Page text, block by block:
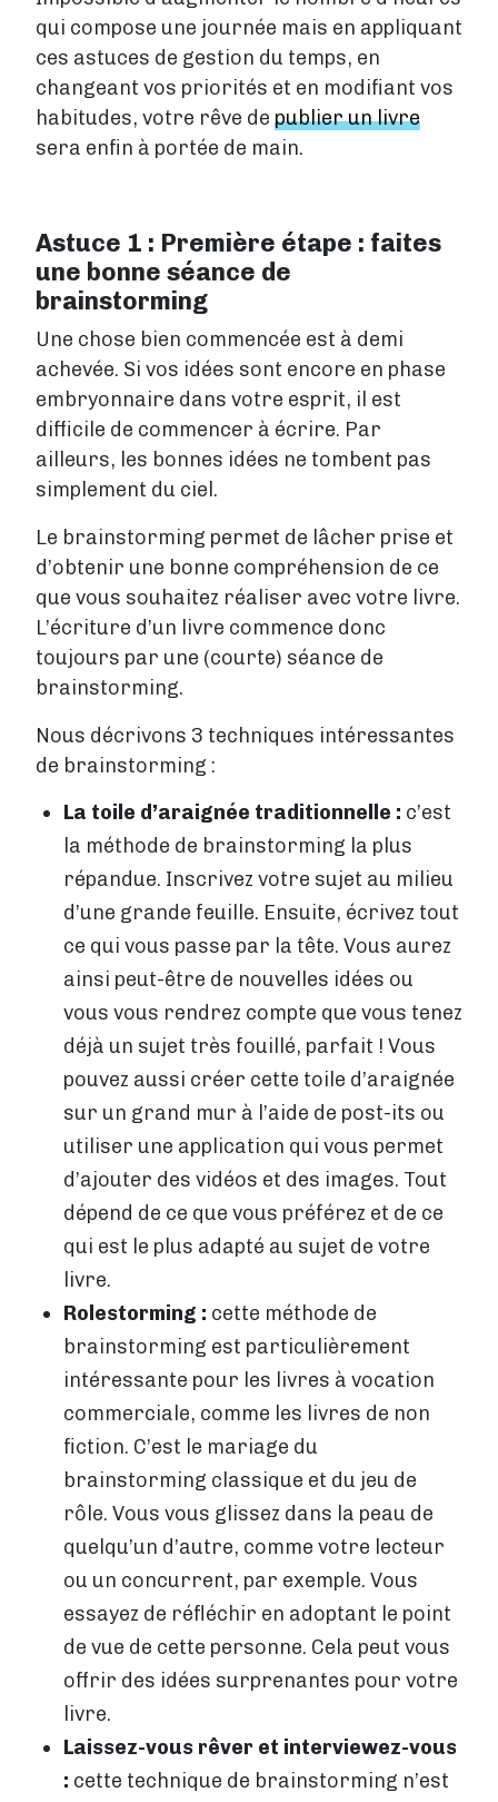
qui compose une journée mais en appliquant
ces astuces de gestion du temps, en
changeant vos priorités et en modifiant vos
habitudes, votre rêve de publier un livre
sera enfin à portée de main.
Astuce 1 : Première étape : faites
une bonne séance de
brainstorming
Une chose bien commencée est à demi
achevée. Si vos idées sont encore en phase
embryonnaire dans votre esprit, il est
difficile de commencer à écrire. Par
ailleurs, les bonnes idées ne tombent pas
simplement du ciel.
Le brainstorming permet de lâcher prise et
d’obtenir une bonne compréhension de ce
que vous souhaitez réaliser avec votre livre.
L’écriture d’un livre commence donc
toujours par une (courte) séance de
brainstorming.
Nous décrivons 3 techniques intéressantes
de brainstorming :
La toile d’araignée traditionnelle : c’est
la méthode de brainstorming la plus
répandue. Inscrivez votre sujet au milieu
d’une grande feuille. Ensuite, écrivez tout
ce qui vous passe par la tête. Vous aurez
ainsi peut-être de nouvelles idées ou
vous vous rendrez compte que vous tenez
déjà un sujet très fouillé, parfait ! Vous
pouvez aussi créer cette toile d’araignée
sur un grand mur à l’aide de post-its ou
utiliser une application qui vous permet
d’ajouter des vidéos et des images. Tout
dépend de ce que vous préférez et de ce
qui est le plus adapté au sujet de votre
livre.
Rolestorming : cette méthode de
brainstorming est particulièrement
intéressante pour les livres à vocation
commerciale, comme les livres de non
fiction. C’est le mariage du
brainstorming classique et du jeu de
rôle. Vous vous glissez dans la peau de
quelqu’un d’autre, comme votre lecteur
ou un concurrent, par exemple. Vous
essayez de réfléchir en adoptant le point
de vue de cette personne. Cela peut vous
offrir des idées surprenantes pour votre
livre.
Laissez-vous rêver et interviewez-vous
: cette technique de brainstorming n’est